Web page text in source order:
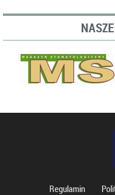
Regulamin